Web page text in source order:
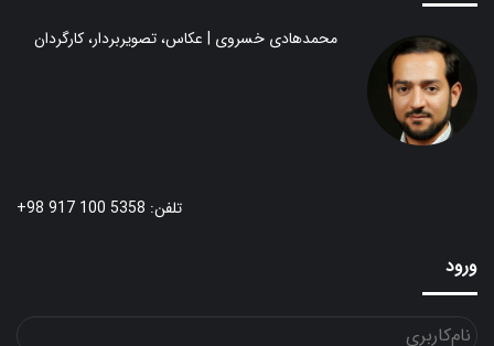
محمدهادی خسروی | عکاس، تصویربردار، کارگردان
تلفن: 5358 100 917 98+
ورود